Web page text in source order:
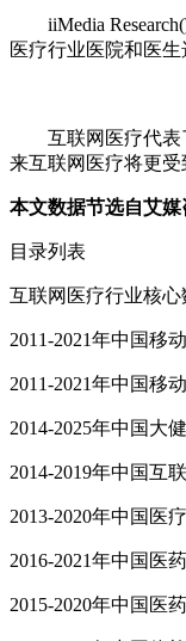
iiMedia Research(
医疗行业医院和医
互联网医疗代表了
来互联网医疗将更受
本文数据节选自艾
目录列表
互联网医疗行业核心
2011-2021年中国移
2011-2021年中国移
2014-2025年中国大
2014-2019年中国互
2013-2020年中国医
2016-2021年中国医
2015-2020年中国医